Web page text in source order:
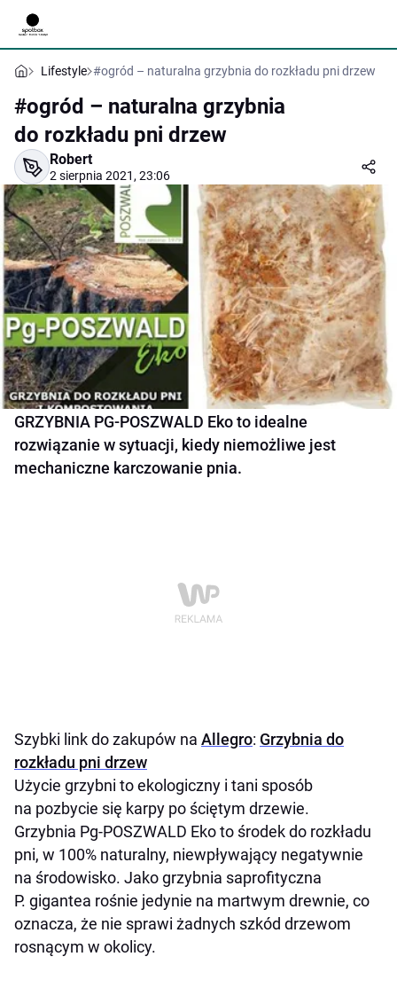
Lifestyle #ogród – naturalna grzybnia do rozkładu pni drzew
#ogród – naturalna grzybnia
do rozkładu pni drzew
Robert
2 sierpnia 2021, 23:06
GRZYBNIA PG-POSZWALD Eko to idealne
rozwiązanie w sytuacji, kiedy niemożliwe jest
mechaniczne karczowanie pnia.
Szybki link do zakupów na Allegro: Grzybnia do
rozkładu pni drzew
Użycie grzybni to ekologiczny i tani sposób
na pozbycie się karpy po ściętym drzewie.
Grzybnia Pg-POSZWALD Eko to środek do rozkładu
pni, w 100% naturalny, niewpływający negatywnie
na środowisko. Jako grzybnia saprofityczna
P. gigantea rośnie jedynie na martwym drewnie, co
oznacza, że nie sprawi żadnych szkód drzewom
rosnącym w okolicy.